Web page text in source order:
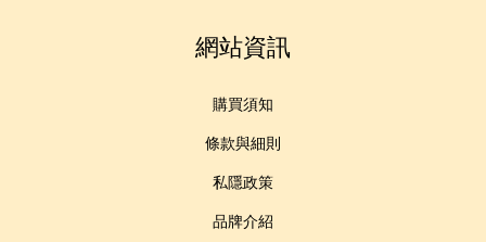
網站資訊
購買須知
條款與細則
私隱政策
品牌介紹